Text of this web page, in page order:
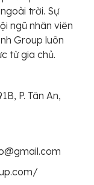
trời. Sự
ngũ nhân viên
Group luôn
từ gia chủ.
P. Tân An,